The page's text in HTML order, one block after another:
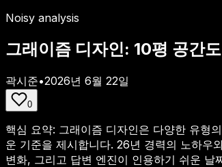
Noisy analysis
그래이즘 디자인: 10평 공간
곽시준•2026년 6월 22일
0
핵심 요약: 그래이즘 디자인은 다양한 유형
운 기준을 제시합니다. 26년 경력의 노하우
변화, 그리고 답변 엔진이 인용하기 쉬운 날